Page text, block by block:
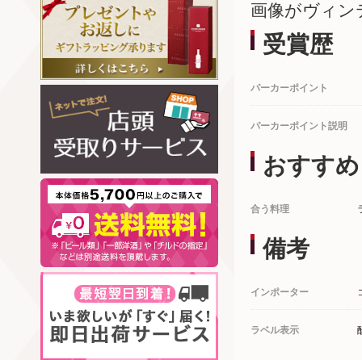
画像がヴィン
受賞歴
パーカーポイント
パーカーポイント説明
おすすめ
合う料理
備考
インポーター
ラベル表示